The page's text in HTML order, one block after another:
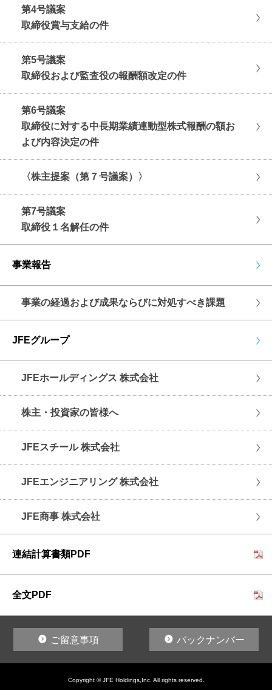
第4号議案
取締役賞与支給の件
第5号議案
取締役および監査役の報酬額改定の件
第6号議案
取締役に対する中長期業績連動型株式報酬の額お
よび内容決定の件
〈株主提案（第７号議案）〉
第7号議案
取締役１名解任の件
事業報告
事業の経過および成果ならびに対処すべき課題
JFEグループ
JFEホールディングス 株式会社
株主・投資家の皆様へ
JFEスチール 株式会社
JFEエンジニアリング 株式会社
JFE商事 株式会社
連結計算書類PDF
全文PDF
ご留意事項 バックナンバー
Copyright © JFE Holdings,Inc. All rights reserved.